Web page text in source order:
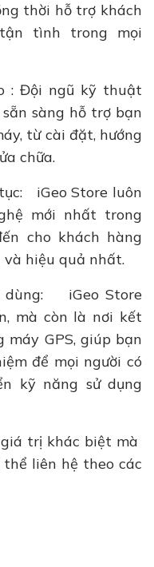
thời hỗ trợ khách
tình trong mọi
: Đội ngũ kỹ thuật
sàng hỗ trợ bạn
từ cài đặt, hướng
chữa.
iGeo Store luôn
mới nhất trong
cho khách hàng
hiệu quả nhất.
dùng: iGeo Store
mà còn là nơi kết
máy GPS, giúp bạn
để mọi người có
kỹ năng sử dụng
trị khác biệt mà
thể liên hệ theo các